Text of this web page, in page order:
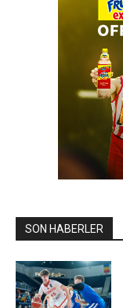
SON HABERLER